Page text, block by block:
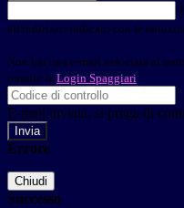
all'indirizzo indicato con le
Non hai una e-mail associata al
tramite la Login Spaggiari
E-mail inviata, si prega di
Errore
Chiudi
Successo